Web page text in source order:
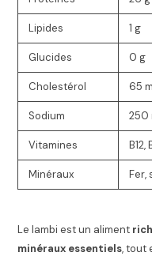
Lipides 1 g
Glucides 0 g
Cholestérol 65
Sodium 250
Vitamines B12,
Minéraux Fer,
Le lambi est un aliment
minéraux essentiels, tout